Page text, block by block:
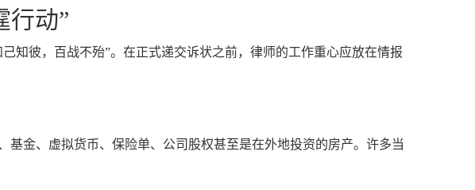
动”
知彼，百战不殆”。在正式递交诉状之前，律师的工作重心应放在情报
金、虚拟货币、保险单、公司股权甚至是在外地投资的房产。许多当